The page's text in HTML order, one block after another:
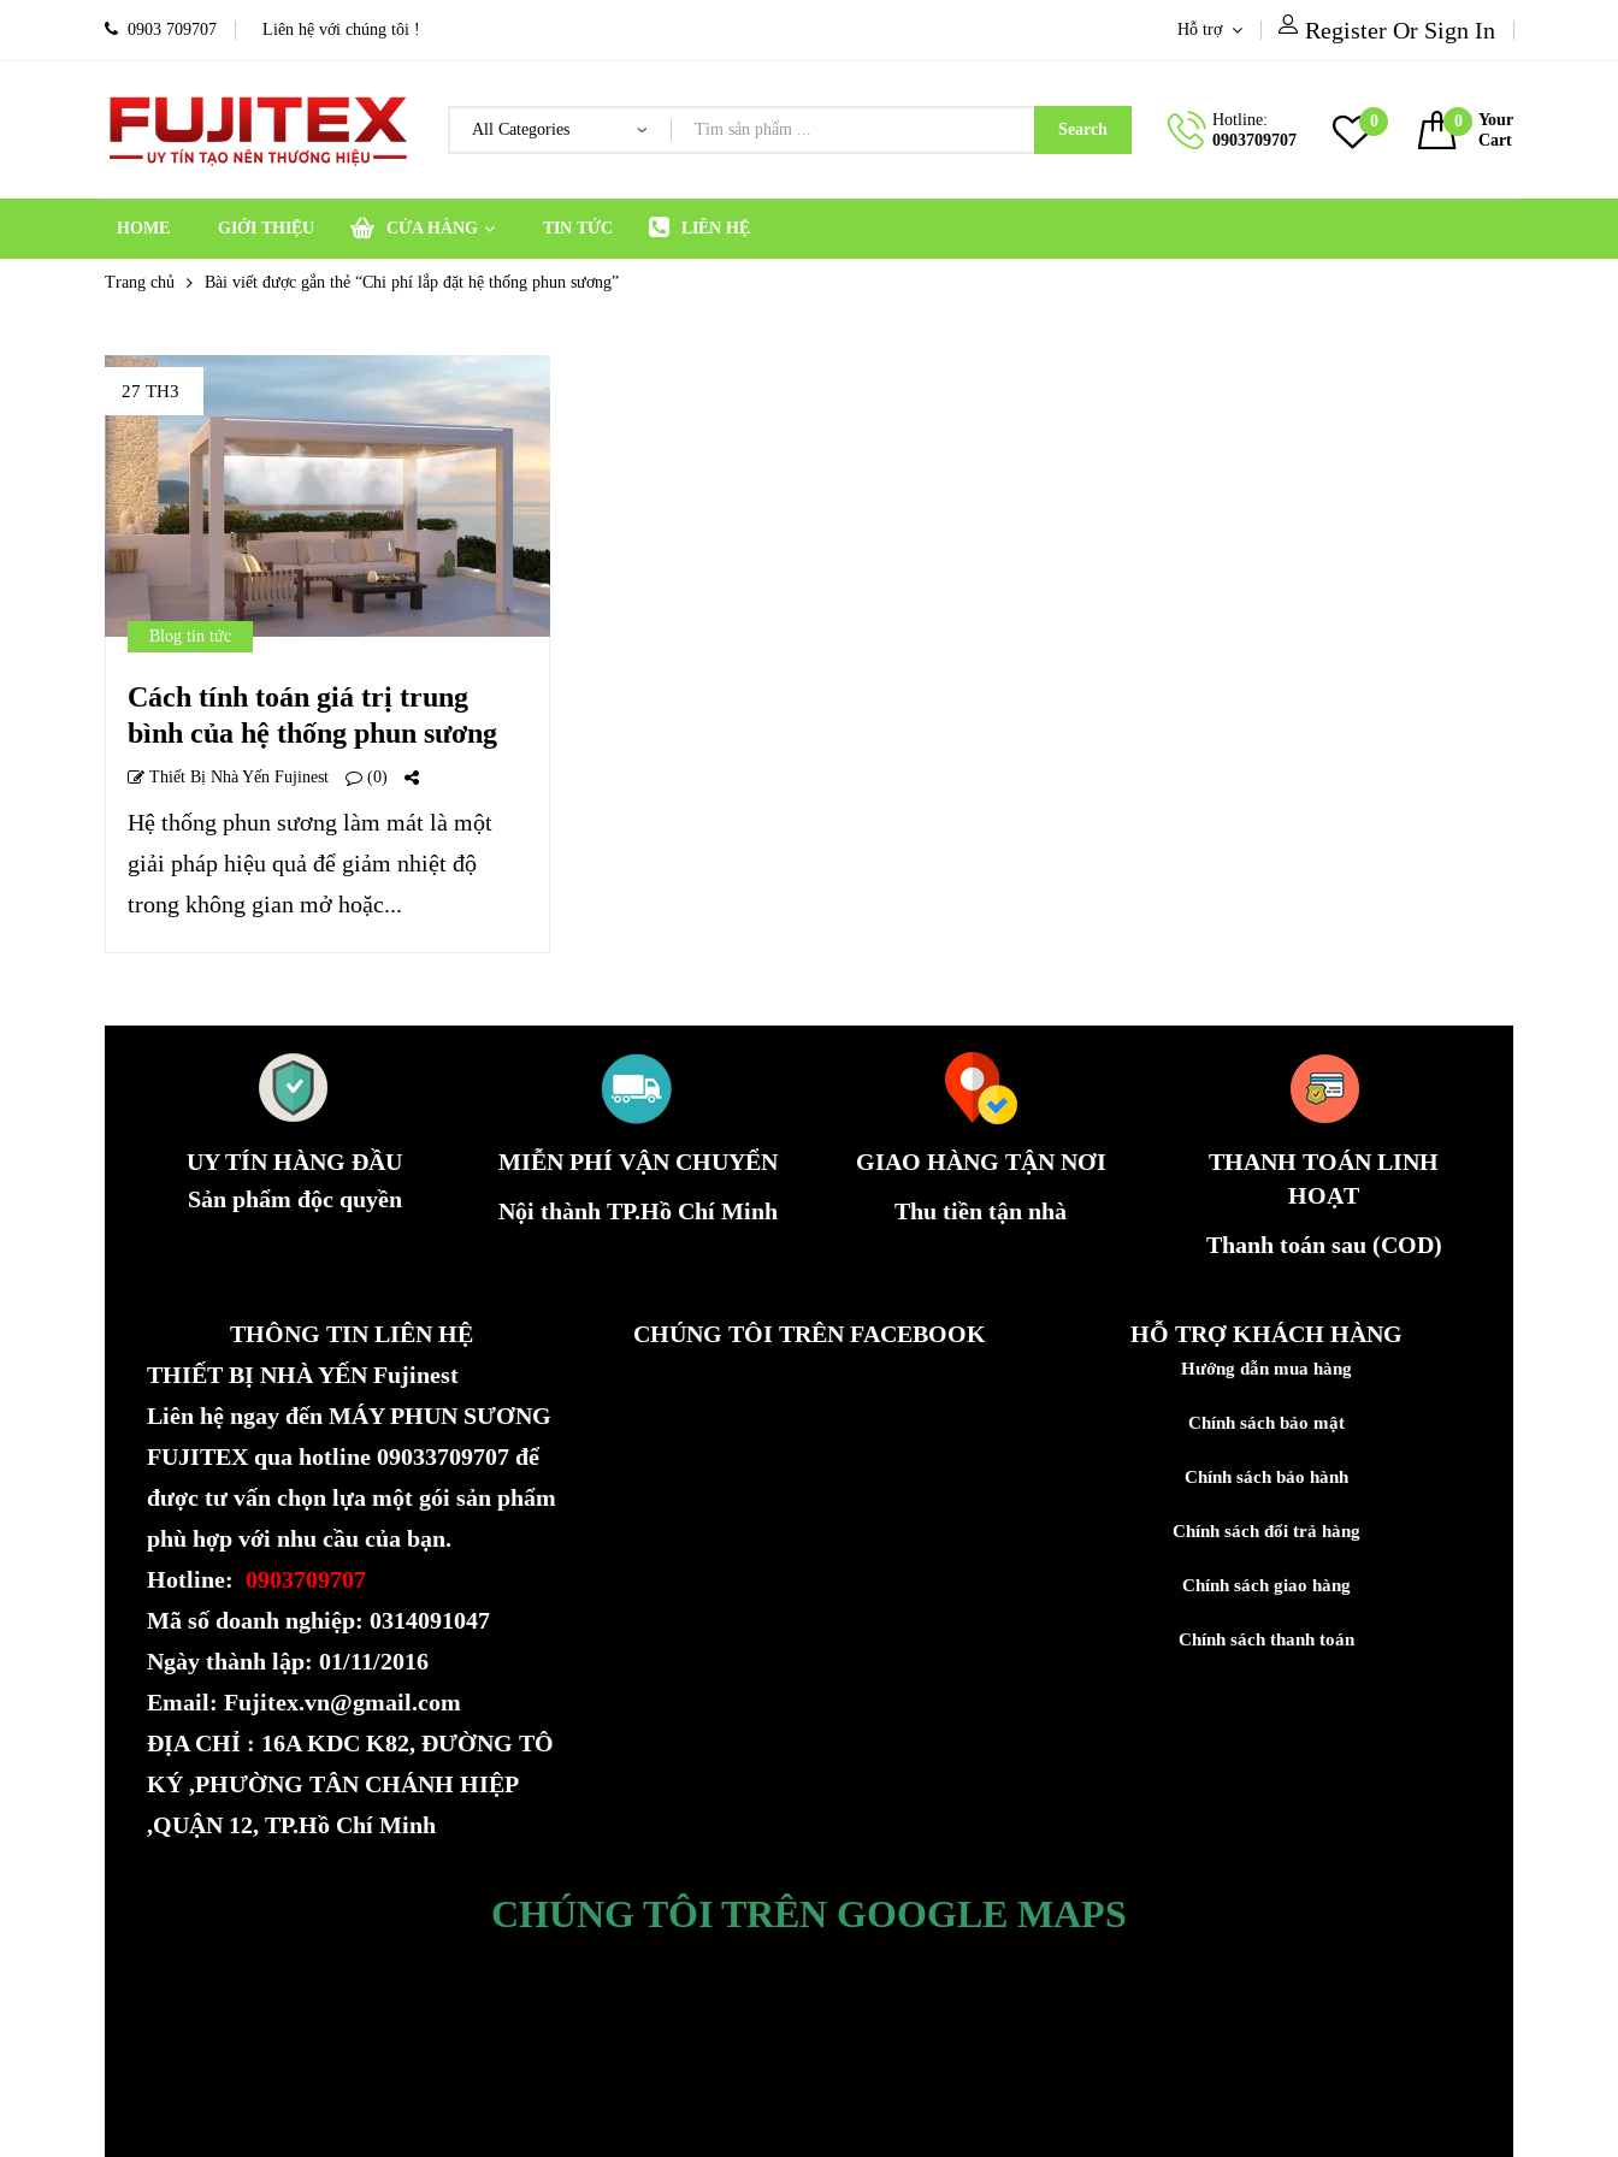
0903 709707 Liên hệ với chúng tôi ! Hỗ trợ Register Or Sign In
Search
Hotline:
0903709707
0 0
Your
Cart
HOME GIỚI THIỆU CỬA HÀNG TIN TỨC LIÊN HỆ
Trang chủ Bài viết được gắn thẻ “Chi phí lắp đặt hệ thống phun sương”
27 TH3
Blog tin tức
Cách tính toán giá trị trung
bình của hệ thống phun sương
Thiết Bị Nhà Yến Fujinest (0)
Hệ thống phun sương làm mát là một
giải pháp hiệu quả để giảm nhiệt độ
trong không gian mở hoặc...
UY TÍN HÀNG ĐẦU
Sản phẩm độc quyền
MIỄN PHÍ VẬN CHUYỂN
Nội thành TP.Hồ Chí Minh
GIAO HÀNG TẬN NƠI
Thu tiền tận nhà
THANH TOÁN LINH
HOẠT
Thanh toán sau (COD)
THÔNG TIN LIÊN HỆ
THIẾT BỊ NHÀ YẾN Fujinest
Liên hệ ngay đến MÁY PHUN SƯƠNG
FUJITEX qua hotline 09033709707 để
được tư vấn chọn lựa một gói sản phẩm
phù hợp với nhu cầu của bạn.
Hotline: 0903709707
Mã số doanh nghiệp: 0314091047
Ngày thành lập: 01/11/2016
Email: Fujitex.vn@gmail.com
ĐỊA CHỈ : 16A KDC K82, ĐƯỜNG TÔ
KÝ ,PHƯỜNG TÂN CHÁNH HIỆP
,QUẬN 12, TP.Hồ Chí Minh
CHÚNG TÔI TRÊN FACEBOOK HỖ TRỢ KHÁCH HÀNG
Hướng dẫn mua hàng
Chính sách bảo mật
Chính sách bảo hành
Chính sách đổi trả hàng
Chính sách giao hàng
Chính sách thanh toán
CHÚNG TÔI TRÊN GOOGLE MAPS